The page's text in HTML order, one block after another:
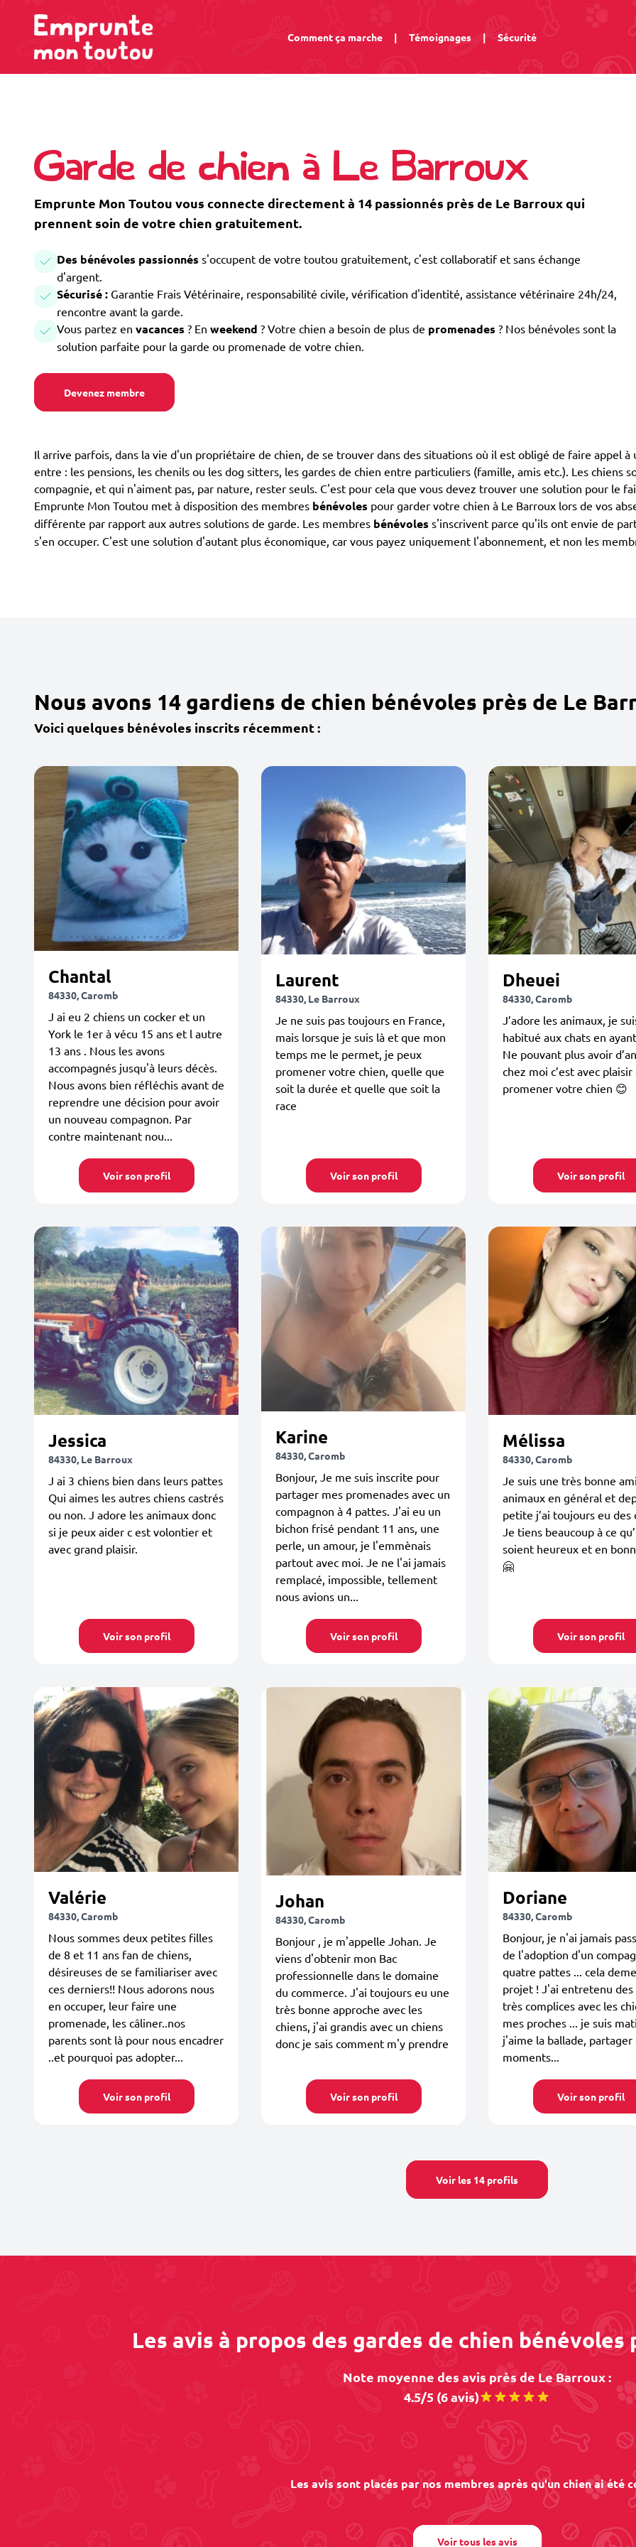
Comment ça marche | Témoignages | Sécurité
Garde de chien à Le Barroux
Emprunte Mon Toutou vous connecte directement à 14 passionnés près de Le Barroux qui
prennent soin de votre chien gratuitement.
Des bénévoles passionnés s'occupent de votre toutou gratuitement, c'est collaboratif et sans échange
d'argent.
Sécurisé : Garantie Frais Vétérinaire, responsabilité civile, vérification d'identité, assistance vétérinaire 24h/24,
rencontre avant la garde.
Vous partez en vacances ? En weekend ? Votre chien a besoin de plus de promenades ? Nos bénévoles sont la
solution parfaite pour la garde ou promenade de votre chien.
Devenez membre
Il arrive parfois, dans la vie d'un propriétaire de chien, de se trouver dans des situations où il est obligé de faire appel
entre : les pensions, les chenils ou les dog sitters, les gardes de chien entre particuliers (famille, amis etc.). Les chiens
compagnie, et qui n'aiment pas, par nature, rester seuls. C'est pour cela que vous devez trouver une solution pour le
Emprunte Mon Toutou met à disposition des membres bénévoles pour garder votre chien à Le Barroux lors de vos
différente par rapport aux autres solutions de garde. Les membres bénévoles s'inscrivent parce qu'ils ont envie de
s'en occuper. C'est une solution d'autant plus économique, car vous payez uniquement l'abonnement, et non les
Nous avons 14 gardiens de chien bénévoles près de Le
Voici quelques bénévoles inscrits récemment :
Chantal
84330, Caromb
J ai eu 2 chiens un cocker et un
York le 1er à vécu 15 ans et l autre
13 ans . Nous les avons
accompagnés jusqu'à leurs décès.
Nous avons bien réfléchis avant de
reprendre une décision pour avoir
un nouveau compagnon. Par
contre maintenant nou...
Voir son profil
Laurent
84330, Le Barroux
Je ne suis pas toujours en France,
mais lorsque je suis là et que mon
temps me le permet, je peux
promener votre chien, quelle que
soit la durée et quelle que soit la
race
Voir son profil
Dheuei
84330, Caromb
J’adore les animaux, je
habitué aux chats en
Ne pouvant plus avoir
chez moi c’est avec plaisir
promener votre chien 😊
Voir son profil
Jessica
84330, Le Barroux
J ai 3 chiens bien dans leurs pattes
Qui aimes les autres chiens castrés
ou non. J adore les animaux donc
si je peux aider c est volontier et
avec grand plaisir.
Voir son profil
Karine
84330, Caromb
Bonjour, Je me suis inscrite pour
partager mes promenades avec un
compagnon à 4 pattes. J'ai eu un
bichon frisé pendant 11 ans, une
perle, un amour, je l'emmènais
partout avec moi. Je ne l'ai jamais
remplacé, impossible, tellement
nous avions un...
Voir son profil
Mélissa
84330, Caromb
Je suis une très bonne
animaux en général et
petite j’ai toujours eu des
Je tiens beaucoup à ce
soient heureux et en
🤗
Voir son profil
Valérie
84330, Caromb
Nous sommes deux petites filles
de 8 et 11 ans fan de chiens,
désireuses de se familiariser avec
ces derniers!! Nous adorons nous
en occuper, leur faire une
promenade, les câliner..nos
parents sont là pour nous encadrer
..et pourquoi pas adopter...
Voir son profil
Johan
84330, Caromb
Bonjour , je m'appelle Johan. Je
viens d'obtenir mon Bac
professionnelle dans le domaine
du commerce. J'ai toujours eu une
très bonne approche avec les
chiens, j'ai grandis avec un chiens
donc je sais comment m'y prendre
Voir son profil
Doriane
84330, Caromb
Bonjour, je n'ai jamais
de l'adoption d'un
quatre pattes ... cela
projet ! J'ai entretenu des
très complices avec les
mes proches ... je suis
j'aime la ballade, partager
moments...
Voir son profil
Voir les 14 profils
Les avis à propos des gardes de chien bénévoles
Note moyenne des avis près de Le Barroux :
4.5/5 (6 avis)
Les avis sont placés par nos membres après qu'un chien ai été
Voir tous les avis